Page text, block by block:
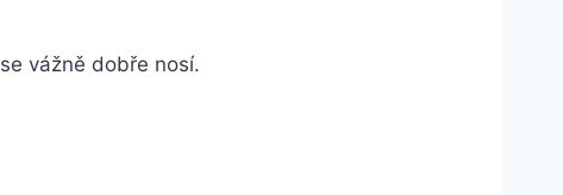
vážně dobře nosí.